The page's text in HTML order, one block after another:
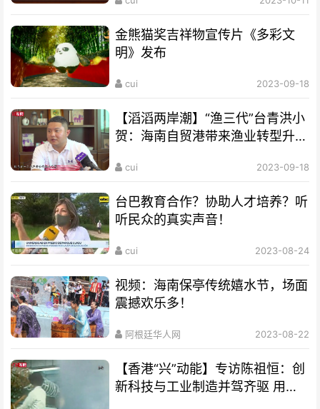
金熊猫奖吉祥物宣传片《多彩文
明》发布
cui 2023-09-18
【滔滔两岸潮】“渔三代”台青洪小
贺：海南自贸港带来渔业转型升级
cui 2023-09-18
台巴教育合作？协助人才培养？听
听民众的真实声音！
cui 2023-08-24
视频：海南保亭传统嬉水节，场面
震撼欢乐多！
阿根廷华人网 2023-08-22
【香港“兴”动能】专访陈祖恒：创
新科技与工业制造并驾齐驱 用新